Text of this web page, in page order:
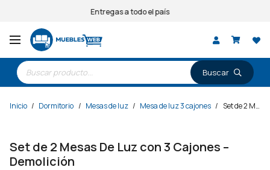
Entregas a todo el país
Búsqueda
de
productos
Inicio / Dormitorio / Mesas de luz / Mesa de luz 3 cajones / Set de 2 Mesas De Luz con 3 Cajones – Demolición
Set de 2 Mesas De Luz con 3 Cajones –
Demolición